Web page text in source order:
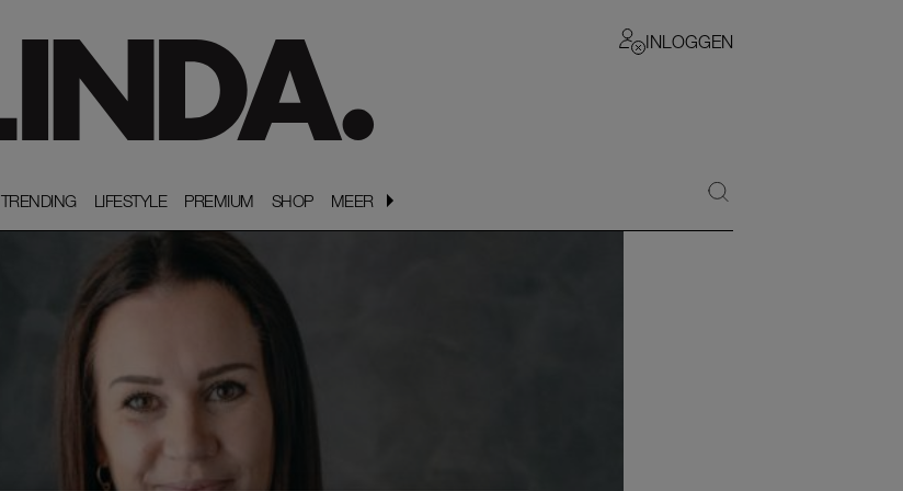
INLOGGEN
TRENDING
TRENDING LIFESTYLE
LIFESTYLE PREMIUM
PREMIUM SHOP
SHOP MEER
MEER